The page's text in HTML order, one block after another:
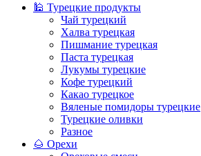
🕌 Турецкие продукты
Чай турецкий
Халва турецкая
Пишмание турецкая
Паста турецкая
Лукумы турецкие
Кофе турецкий
Какао турецкое
Вяленые помидоры турецкие
Турецкие оливки
Разное
🌰 Орехи